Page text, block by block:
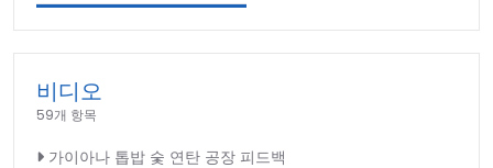
비디오
59개 항목
가이아나 톱밥 숯 연탄 공장 피드백